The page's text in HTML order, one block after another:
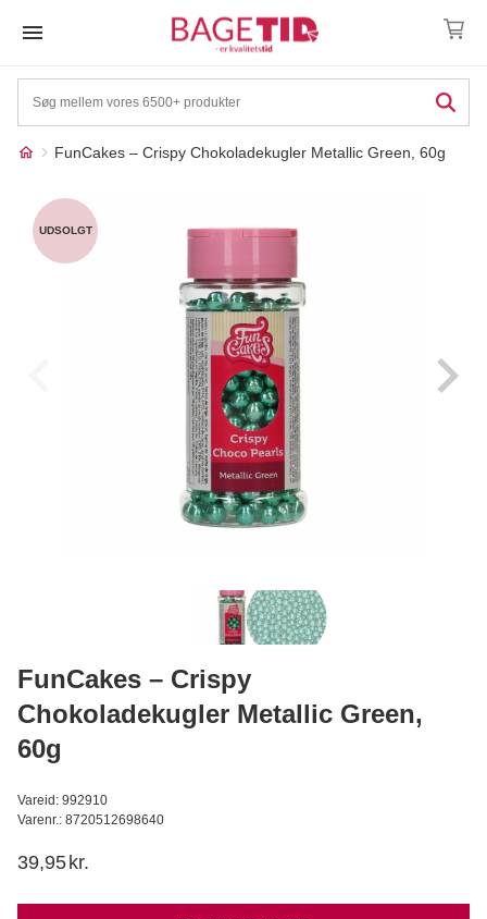
FunCakes – Crispy Chokoladekugler Metallic Green, 60g
Måske kunne nogle af
disse produkter have din
interesse?
Hvedesur Surdejspulver - 500g
Læg i kurv
UDSOLGT
FunCakes – Crispy
Chokoladekugler Metallic Green,
60g
Vareid: 992910
Varenr.: 8720512698640
39,95 kr.